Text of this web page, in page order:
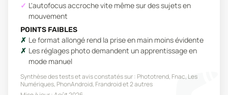
L'autofocus accroche vite même sur des sujets en
mouvement
POINTS FAIBLES
Le format allongé rend la prise en main moins évidente
Les réglages photo demandent un apprentissage en
mode manuel
Synthèse des tests et avis constatés sur : Phototrend, Fnac, Les
Numériques, PhonAndroid, Frandroidet 2 autres